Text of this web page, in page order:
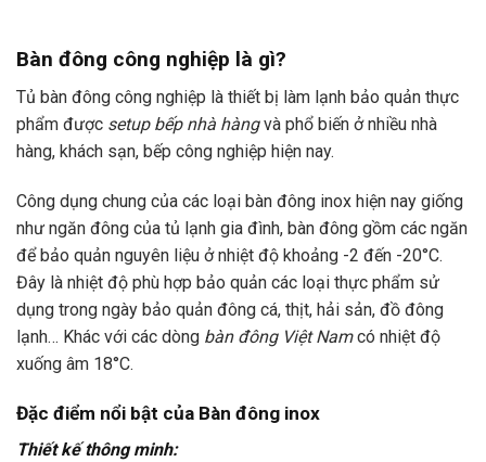
Bàn đông công nghiệp là gì?
Tủ bàn đông công nghiệp là thiết bị làm lạnh bảo quản thực
phẩm được setup bếp nhà hàngvà phổ biến ở nhiều nhà
hàng, khách sạn, bếp công nghiệp hiện nay.
Công dụng chung của các loại bàn đông inox hiện nay giống
như ngăn đông của tủ lạnh gia đình, bàn đông gồm các ngăn
để bảo quản nguyên liệu ở nhiệt độ khoảng -2 đến -20°C.
Đây là nhiệt độ phù hợp bảo quản các loại thực phẩm sử
dụng trong ngày bảo quản đông cá, thịt, hải sản, đồ đông
lạnh… Khác với các dòng bàn đông Việt Namcó nhiệt độ
xuống âm 18°C.
Đặc điểm nổi bật của Bàn đông inox
Thiết kế thông minh: